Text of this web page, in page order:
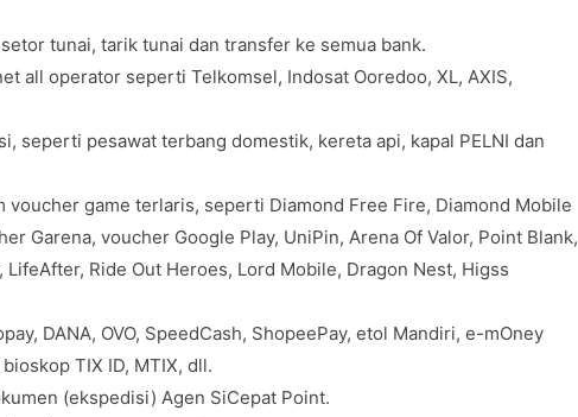
tunai, tarik tunai dan transfer ke semua bank.
all operator seperti Telkomsel, Indosat Ooredoo, XL, AXIS,
seperti pesawat terbang domestik, kereta api, kapal PELNI dan
voucher game terlaris, seperti Diamond Free Fire, Diamond Mobile
Garena, voucher Google Play, UniPin, Arena Of Valor, Point Blank,
LifeAfter, Ride Out Heroes, Lord Mobile, Dragon Nest, Higss
DANA, OVO, SpeedCash, ShopeePay, etol Mandiri, e-mOney
TIX ID, MTIX, dll.
(ekspedisi) Agen SiCepat Point.